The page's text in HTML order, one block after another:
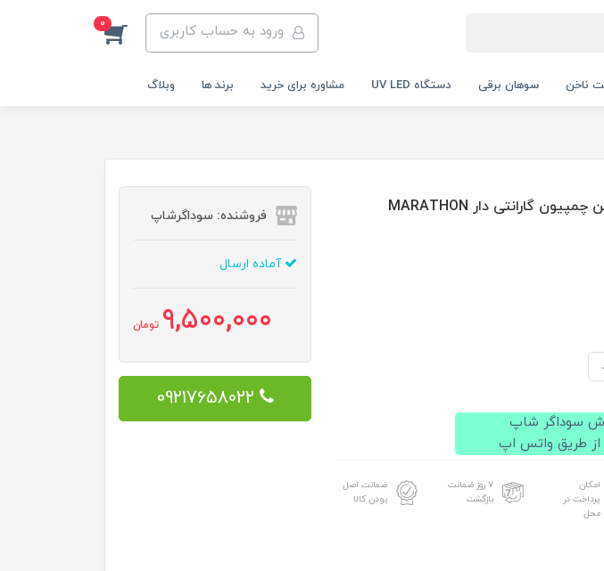
ورود به حساب کاربری 0
ناخن سوهان برقی دستگاه UV LED مشاوره برای خرید برند ها وبلاگ
سوهان برقی ناخن ماراتن چمپیون گارانتی دار MARATHON
سوداگر شاپ
از طریق واتس اپ
امکان
پرداخت در
محل
۷ روز ضمانت
بازگشت
ضمانت اصل
بودن کالا
فروشنده: سوداگرشاپ
آماده ارسال
9,500,000 تومان
09217658022